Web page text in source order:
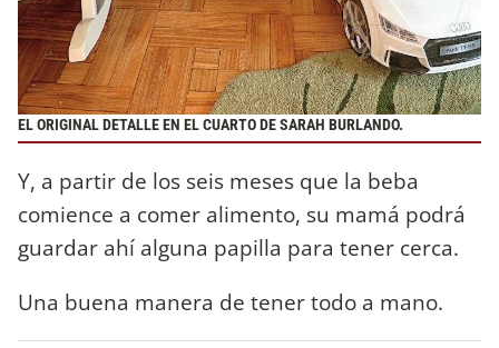
EL ORIGINAL DETALLE EN EL CUARTO DE SARAH BURLANDO.
Y, a partir de los seis meses que la beba
comience a comer alimento, su mamá podrá
guardar ahí alguna papilla para tener cerca.
Una buena manera de tener todo a mano.